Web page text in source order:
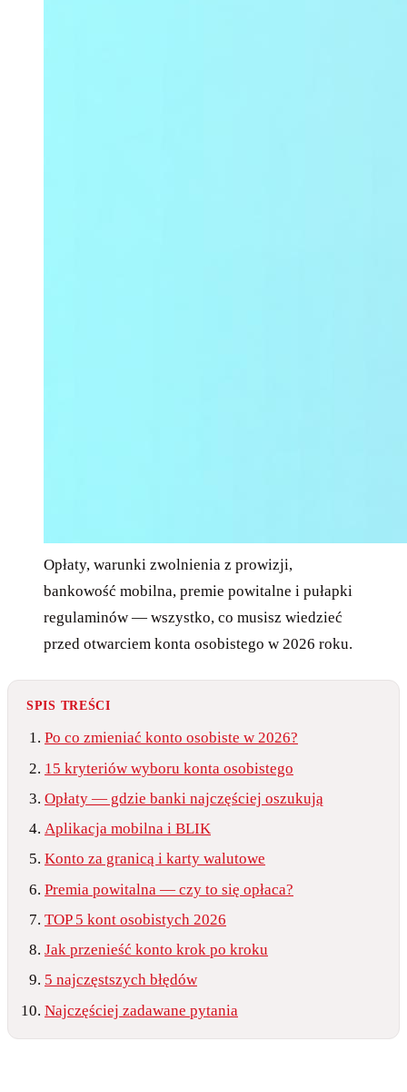
Opłaty, warunki zwolnienia z prowizji,
bankowość mobilna, premie powitalne i pułapki
regulaminów — wszystko, co musisz wiedzieć
przed otwarciem konta osobistego w 2026 roku.
SPIS TREŚCI
Po co zmieniać konto osobiste w 2026?
15 kryteriów wyboru konta osobistego
Opłaty — gdzie banki najczęściej oszukują
Aplikacja mobilna i BLIK
Konto za granicą i karty walutowe
Premia powitalna — czy to się opłaca?
TOP 5 kont osobistych 2026
Jak przenieść konto krok po kroku
5 najczęstszych błędów
Najczęściej zadawane pytania